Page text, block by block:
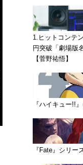
1.ヒットコンテ
円突破「劇場版
【菅野祐悟】
『ハイキュー!!
『Fate』シリ